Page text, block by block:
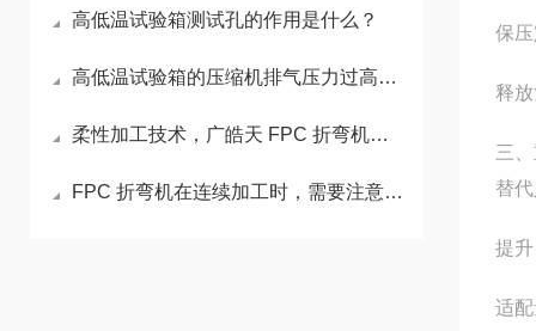
高低温试验箱测试孔的作用是什么？
高低温试验箱的压缩机排气压力过高或吸气压力过低，分别代表什么系统问题？
柔性加工技术，广皓天 FPC 折弯机如何避免板材损伤？
FPC 折弯机在连续加工时，需要注意哪些事项？
保
释
三
替
提
适